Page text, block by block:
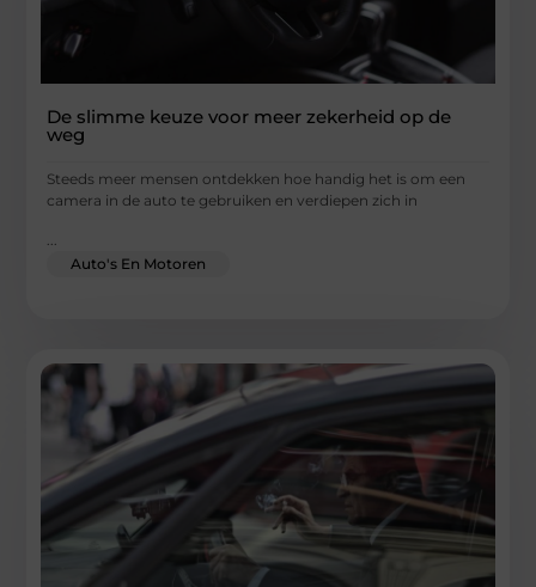
De slimme keuze voor meer zekerheid op de
weg
Steeds meer mensen ontdekken hoe handig het is om een
camera in de auto te gebruiken en verdiepen zich in
Auto's En Motoren